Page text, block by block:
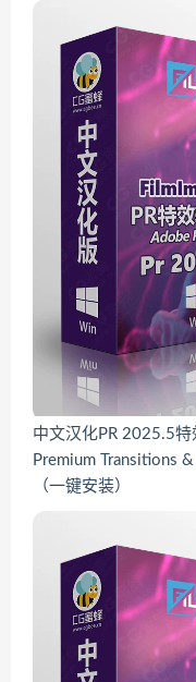
中文汉化PR 2025.5
Premium Transitions
（一键安装）